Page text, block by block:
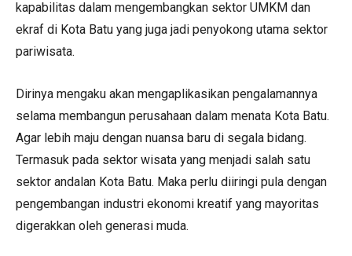
kapabilitas dalam mengembangkan sektor UMKM dan
ekraf di Kota Batu yang juga jadi penyokong utama sektor
pariwisata.
Dirinya mengaku akan mengaplikasikan pengalamannya
selama membangun perusahaan dalam menata Kota Batu.
Agar lebih maju dengan nuansa baru di segala bidang.
Termasuk pada sektor wisata yang menjadi salah satu
sektor andalan Kota Batu. Maka perlu diiringi pula dengan
pengembangan industri ekonomi kreatif yang mayoritas
digerakkan oleh generasi muda.